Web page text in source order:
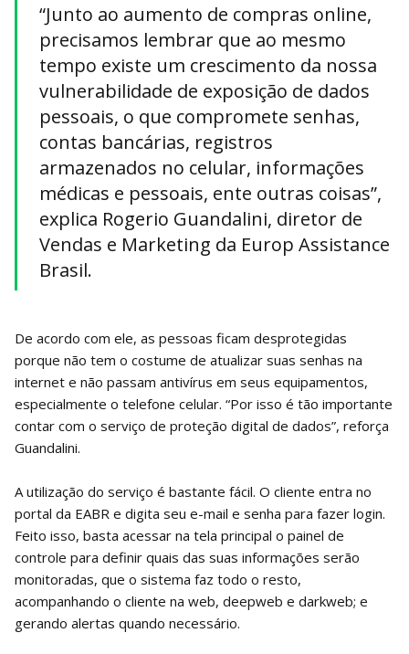
“Junto ao aumento de compras online,
precisamos lembrar que ao mesmo
tempo existe um crescimento da nossa
vulnerabilidade de exposição de dados
pessoais, o que compromete senhas,
contas bancárias, registros
armazenados no celular, informações
médicas e pessoais, ente outras coisas”,
explica Rogerio Guandalini, diretor de
Vendas e Marketing da Europ Assistance
Brasil.
De acordo com ele, as pessoas ficam desprotegidas
porque não tem o costume de atualizar suas senhas na
internet e não passam antivírus em seus equipamentos,
especialmente o telefone celular. “Por isso é tão importante
contar com o serviço de proteção digital de dados”, reforça
Guandalini.
A utilização do serviço é bastante fácil. O cliente entra no
portal da EABR e digita seu e-mail e senha para fazer login.
Feito isso, basta acessar na tela principal o painel de
controle para definir quais das suas informações serão
monitoradas, que o sistema faz todo o resto,
acompanhando o cliente na web, deepweb e darkweb; e
gerando alertas quando necessário.